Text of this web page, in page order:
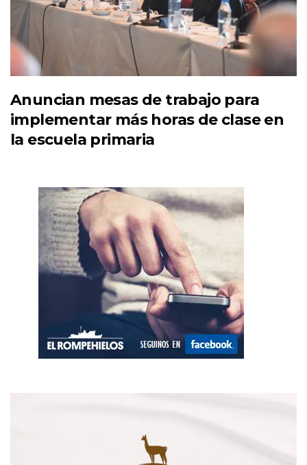
Anuncian mesas de trabajo para
implementar más horas de clase en
la escuela primaria